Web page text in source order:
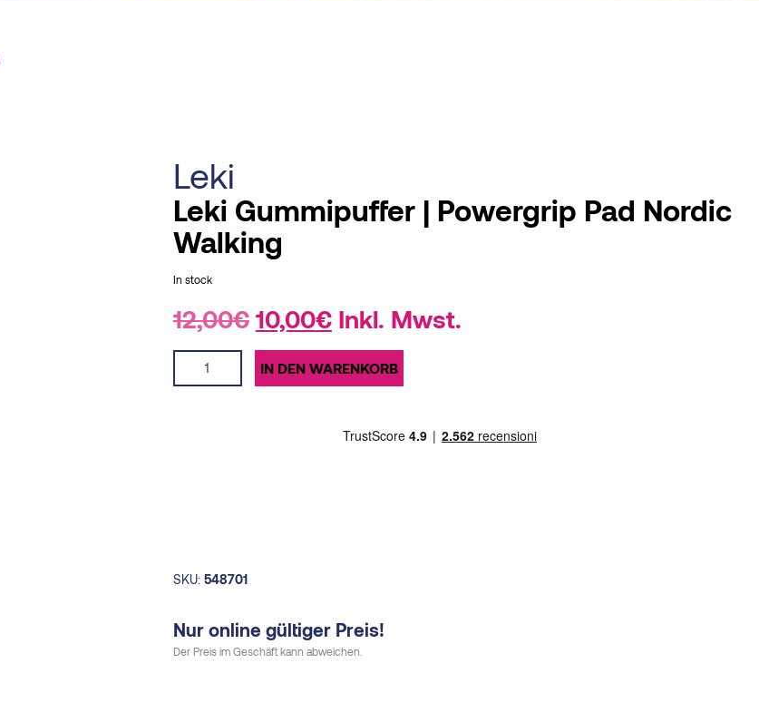
Leki
Leki Gummipuffer | Powergrip Pad Nordic
Walking
In stock
12,00€ Original
price
was:
10,00€Current
price
is:
Inkl. Mwst.
Gummipuffer
IN DEN WARENKORB
SKU: 548701
Nur online gültiger Preis!
Der Preis im Geschäft kann abweichen.